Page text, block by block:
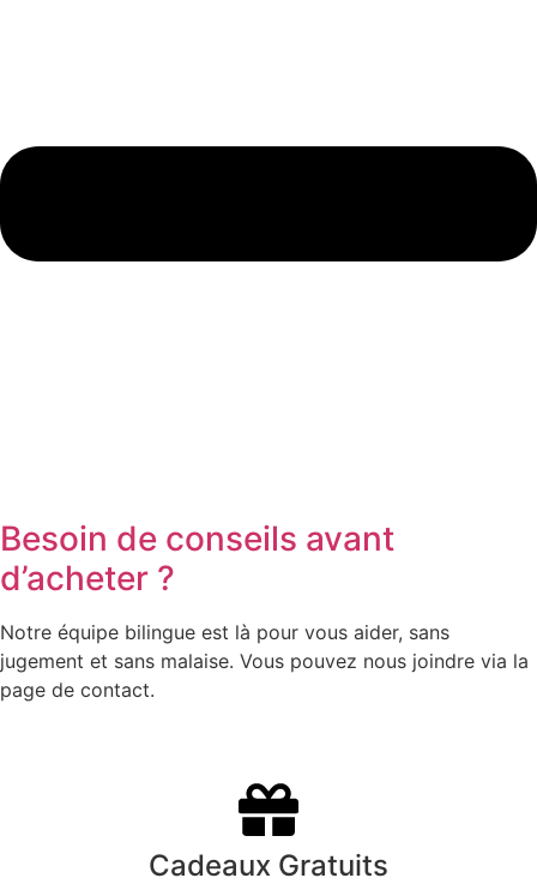
Besoin de conseils avant
d’acheter ?
Notre équipe bilingue est là pour vous aider, sans
jugement et sans malaise. Vous pouvez nous joindre via la
page de contact.
Cadeaux Gratuits